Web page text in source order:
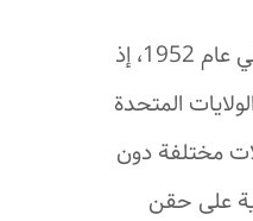
الميزوثيرابي هي تقنية تجميلية غير جراحية، طوّرها طبيب فرنسي اسمه ميشيل بيستور في عام 1952، إذ
المتحدة
مختلفة دون
على حقن